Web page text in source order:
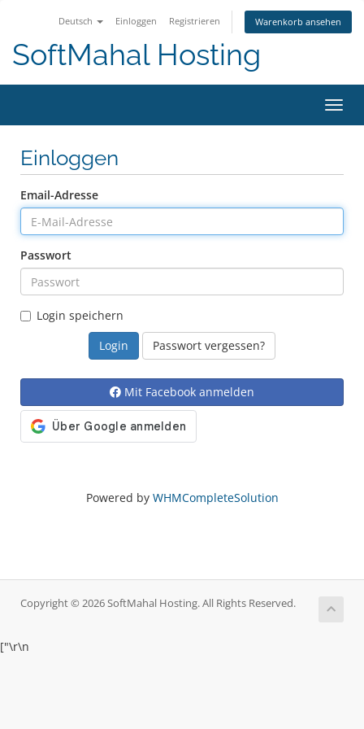
Deutsch Einloggen Registrieren Warenkorb ansehen
SoftMahal Hosting
ein-/
Einloggen
Email-Adresse
Passwort
Login speichern
Passwort vergessen?
Mit Facebook anmelden
Powered by WHMCompleteSolution
Copyright © 2026 SoftMahal Hosting. All Rights Reserved.
["\r\n